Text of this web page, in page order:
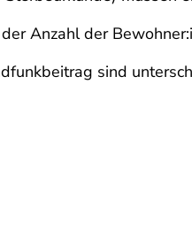
Anzahl der
sind